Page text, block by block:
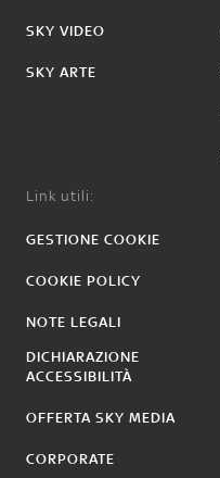
SKY VIDEO
SKY ARTE
Link utili:
GESTIONE COOKIE
COOKIE POLICY
NOTE LEGALI
DICHIARAZIONE
ACCESSIBILITÀ
OFFERTA SKY MEDIA
CORPORATE